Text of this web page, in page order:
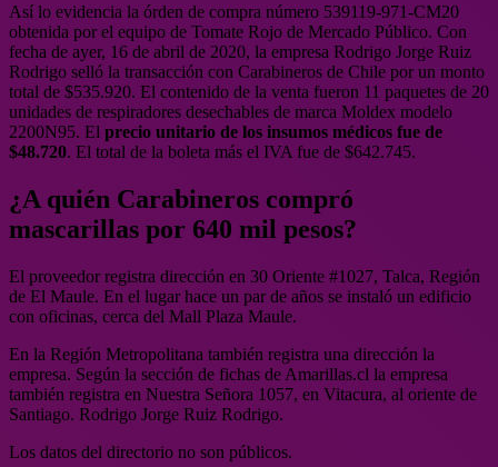
Así lo evidencia la órden de compra número 539119-971-CM20
obtenida por el equipo de Tomate Rojo de Mercado Público. Con
fecha de ayer, 16 de abril de 2020, la empresa Rodrigo Jorge Ruiz
Rodrigo selló la transacción con Carabineros de Chile por un monto
total de $535.920. El contenido de la venta fueron 11 paquetes de 20
unidades de respiradores desechables de marca Moldex modelo
2200N95. El precio unitario de los insumos médicos fue de
$48.720. El total de la boleta más el IVA fue de $642.745.
¿A quién Carabineros compró
mascarillas por 640 mil pesos?
El proveedor registra dirección en 30 Oriente #1027, Talca, Región
de El Maule. En el lugar hace un par de años se instaló un edificio
con oficinas, cerca del Mall Plaza Maule.
En la Región Metropolitana también registra una dirección la
empresa. Según la sección de fichas de Amarillas.cl la empresa
también registra en Nuestra Señora 1057, en Vitacura, al oriente de
Santiago. Rodrigo Jorge Ruiz Rodrigo.
Los datos del directorio no son públicos.